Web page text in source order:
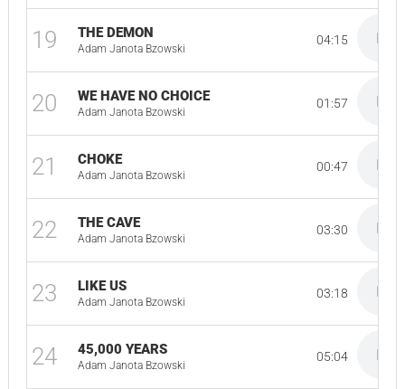
19 THE DEMON
Adam Janota Bzowski
04:15
20 WE HAVE NO CHOICE
Adam Janota Bzowski
01:57
21 CHOKE
Adam Janota Bzowski
00:47
22 THE CAVE
Adam Janota Bzowski
03:30
23 LIKE US
Adam Janota Bzowski
03:18
24 45,000 YEARS
Adam Janota Bzowski
05:04